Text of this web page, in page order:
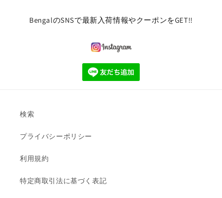
BengalのSNSで最新入荷情報やクーポンをGET!!
検索
プライバシーポリシー
利用規約
特定商取引法に基づく表記